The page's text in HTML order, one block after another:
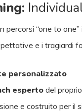
percorsi “one to
e i tragiardi
personalizzato
esperto del
e costruito per il